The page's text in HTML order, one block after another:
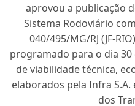
aprovou a publicação
Sistema Rodoviário
040/495/MG/RJ (JF-
programado para o dia 30
de viabilidade técnica,
elaborados pela Infra
dos